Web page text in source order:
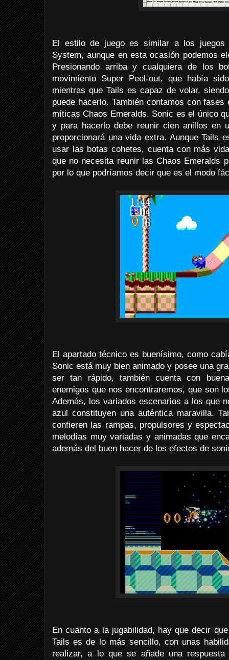
El estilo de juego es similar a los juegos
System, aunque en esta ocasión podemos
Presionando arriba y cualquiera de los
movimiento Super Peel-out, que había
mientras que Tails es capaz de volar,
puede hacerlo. También contamos con
míticas Chaos Emeralds. Sonic es el único
y para hacerlo debe reunir cien anillos en
proporcionará una vida extra. Aunque Tails
usar las botas cohetes, cuenta con más
que no necesita reunir las Chaos Emeralds
por lo que podríamos decir que es el modo
El apartado técnico es buenísimo, como
Sonic está muy bien animado y posee una
ser tan rápido, también cuenta con
enemigos que nos encontraremos, que son
Además, los variados escenarios a los que
azul constituyen una auténtica maravilla.
confieren las rampas, propulsores y
melodías muy variadas y animadas que
además del buen hacer de los efectos de
En cuanto a la jugabilidad, hay que decir
Tails es de lo más sencillo, con unas
realizar, a lo que se añade una